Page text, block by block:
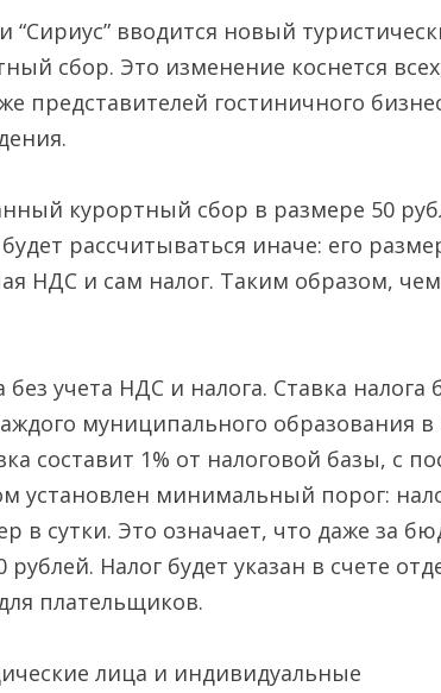
вводится новый
сбор. Это изменение коснется
представителей гостиничного
курортный сбор в размере 50
рассчитываться иначе: его
НДС и сам налог. Таким образом,
учета НДС и налога. Ставка налога
муниципального образования в
составит 1% от налоговой базы, с
установлен минимальный порог:
в сутки. Это означает, что даже за
Налог будет указан в счете
плательщиков.
лица и индивидуальные